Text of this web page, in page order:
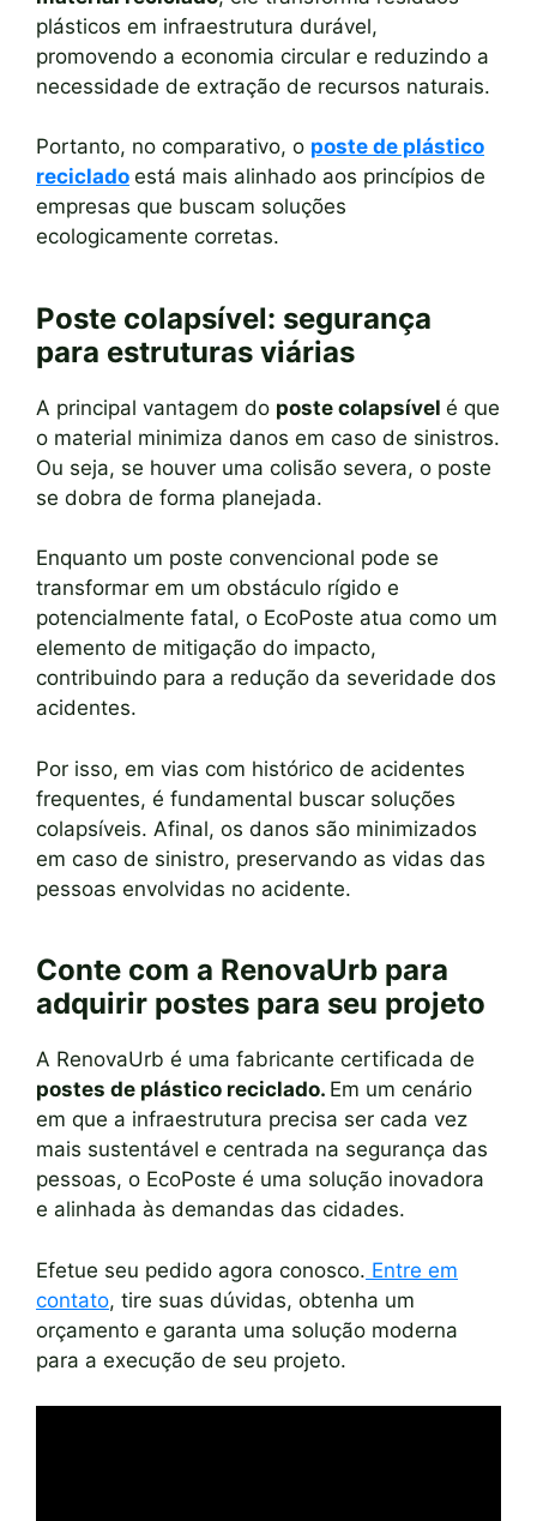
plásticos em infraestrutura durável,
promovendo a economia circular e reduzindo a
necessidade de extração de recursos naturais.
Portanto, no comparativo, o poste de plástico
reciclado está mais alinhado aos princípios de
empresas que buscam soluções
ecologicamente corretas.
Poste colapsível: segurança
para estruturas viárias
A principal vantagem do poste colapsível é que
o material minimiza danos em caso de sinistros.
Ou seja, se houver uma colisão severa, o poste
se dobra de forma planejada.
Enquanto um poste convencional pode se
transformar em um obstáculo rígido e
potencialmente fatal, o EcoPoste atua como um
elemento de mitigação do impacto,
contribuindo para a redução da severidade dos
acidentes.
Por isso, em vias com histórico de acidentes
frequentes, é fundamental buscar soluções
colapsíveis. Afinal, os danos são minimizados
em caso de sinistro, preservando as vidas das
pessoas envolvidas no acidente.
Conte com a RenovaUrb para
adquirir postes para seu projeto
A RenovaUrb é uma fabricante certificada de
postes de plástico reciclado. Em um cenário
em que a infraestrutura precisa ser cada vez
mais sustentável e centrada na segurança das
pessoas, o EcoPoste é uma solução inovadora
e alinhada às demandas das cidades.
Efetue seu pedido agora conosco. Entre em
contato, tire suas dúvidas, obtenha um
orçamento e garanta uma solução moderna
para a execução de seu projeto.